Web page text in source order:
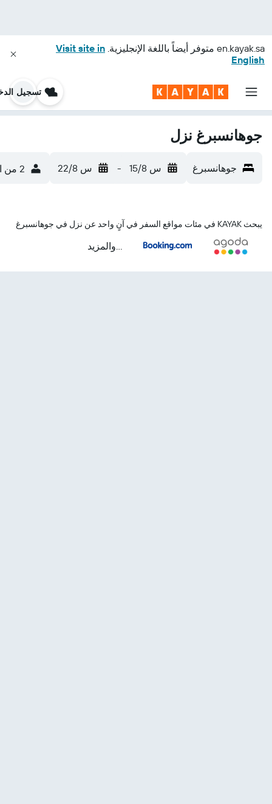
en.kayak.sa متوفر أيضاً باللغة الإنجليزية. Visit site in
English
تسجيل
جوهانسبرغ نزل
جوهانسبرغ س 15/8 - س 22/8 2 من الضيوف، غرفة واحدة
يبحث KAYAK في مئات مواقع السفر في آنٍ واحد عن نزل في جوهانسبرغ
...والمزيد